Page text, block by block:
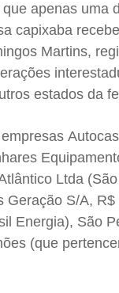
apenas uma
capixaba
Martins,
estados da
Ltda
Geração S/A,
Energia), São
(que